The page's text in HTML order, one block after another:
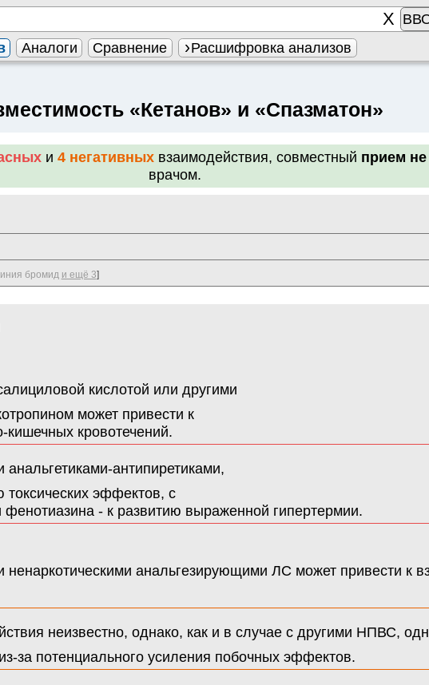
Аналоги Сравнение Расшифровка анализов
«Кетанов» и «Спазматон»
и 4 негативныхвзаимодействия, совместный прием не
врачом.
бромид и ещё 3]
кислотой или другими
может привести к
кровотечений.
антипиретиками,
эффектов, с
- к развитию выраженной гипертермии.
анальгезирующими ЛС может привести к
неизвестно, однако, как и в случае с другими НПВС,
за потенциального усиления побочных эффектов.